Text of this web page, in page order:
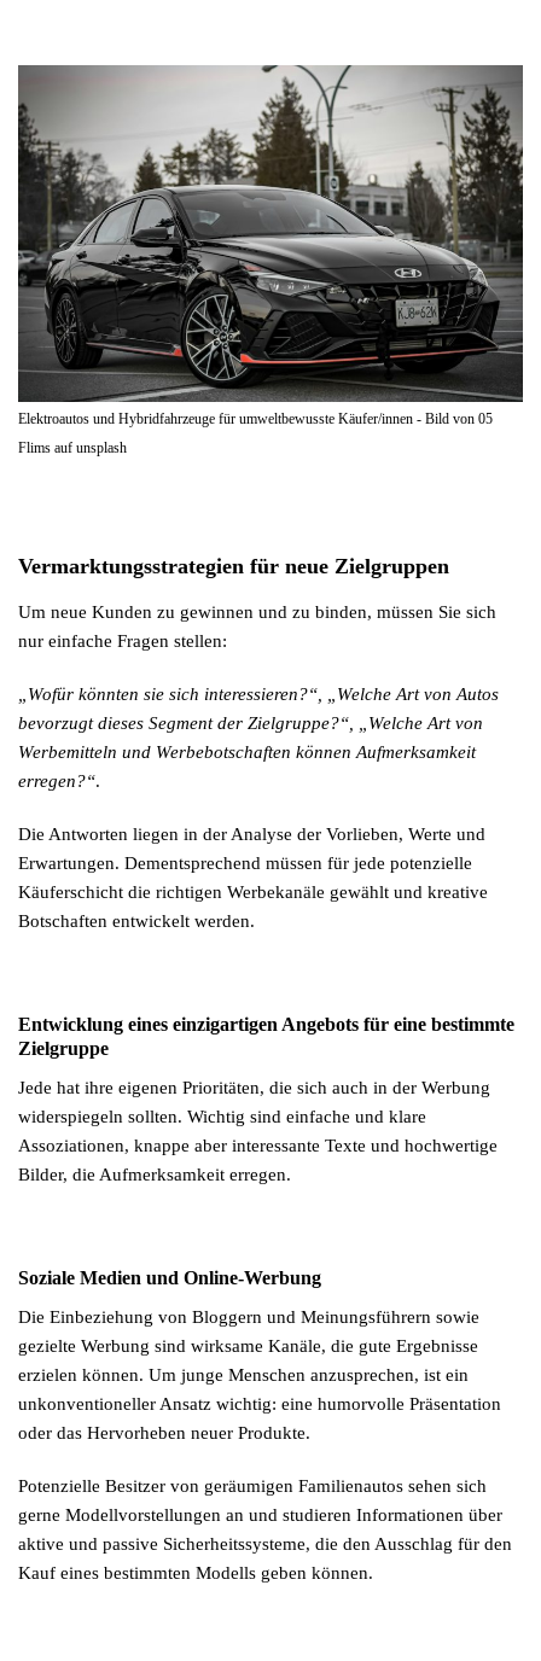
Elektroautos und Hybridfahrzeuge für umweltbewusste Käufer/innen - Bild von 05
Flims auf unsplash
Vermarktungsstrategien für neue Zielgruppen
Um neue Kunden zu gewinnen und zu binden, müssen Sie sich
nur einfache Fragen stellen:
„Wofür könnten sie sich interessieren?“, „Welche Art von Autos
bevorzugt dieses Segment der Zielgruppe?“, „Welche Art von
Werbemitteln und Werbebotschaften können Aufmerksamkeit
erregen?“.
Die Antworten liegen in der Analyse der Vorlieben, Werte und
Erwartungen. Dementsprechend müssen für jede potenzielle
Käuferschicht die richtigen Werbekanäle gewählt und kreative
Botschaften entwickelt werden.
Entwicklung eines einzigartigen Angebots für eine bestimmte
Zielgruppe
Jede hat ihre eigenen Prioritäten, die sich auch in der Werbung
widerspiegeln sollten. Wichtig sind einfache und klare
Assoziationen, knappe aber interessante Texte und hochwertige
Bilder, die Aufmerksamkeit erregen.
Soziale Medien und Online-Werbung
Die Einbeziehung von Bloggern und Meinungsführern sowie
gezielte Werbung sind wirksame Kanäle, die gute Ergebnisse
erzielen können. Um junge Menschen anzusprechen, ist ein
unkonventioneller Ansatz wichtig: eine humorvolle Präsentation
oder das Hervorheben neuer Produkte.
Potenzielle Besitzer von geräumigen Familienautos sehen sich
gerne Modellvorstellungen an und studieren Informationen über
aktive und passive Sicherheitssysteme, die den Ausschlag für den
Kauf eines bestimmten Modells geben können.